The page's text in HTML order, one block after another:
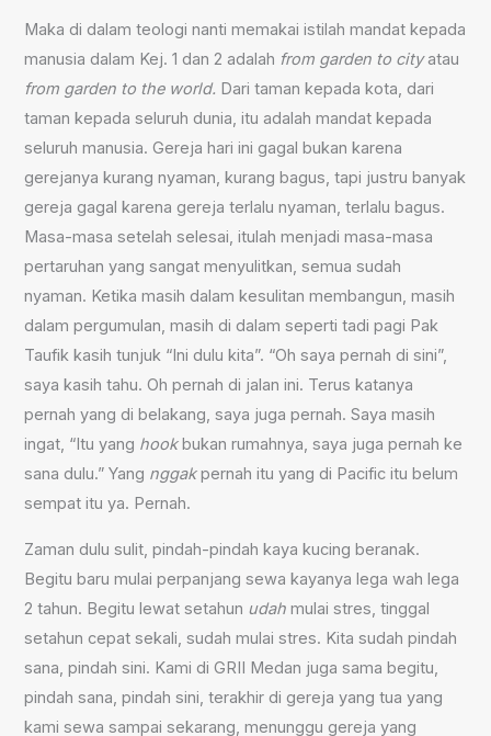
Maka di dalam teologi nanti memakai istilah mandat kepada
manusia dalam Kej. 1 dan 2 adalah from garden to cityatau
from garden to the world. Dari taman kepada kota, dari
taman kepada seluruh dunia, itu adalah mandat kepada
seluruh manusia. Gereja hari ini gagal bukan karena
gerejanya kurang nyaman, kurang bagus, tapi justru banyak
gereja gagal karena gereja terlalu nyaman, terlalu bagus.
Masa-masa setelah selesai, itulah menjadi masa-masa
pertaruhan yang sangat menyulitkan, semua sudah
nyaman. Ketika masih dalam kesulitan membangun, masih
dalam pergumulan, masih di dalam seperti tadi pagi Pak
Taufik kasih tunjuk “Ini dulu kita”. “Oh saya pernah di sini”,
saya kasih tahu. Oh pernah di jalan ini. Terus katanya
pernah yang di belakang, saya juga pernah. Saya masih
ingat, “Itu yang hook bukan rumahnya, saya juga pernah ke
sana dulu.” Yang nggakpernah itu yang di Pacific itu belum
sempat itu ya. Pernah.
Zaman dulu sulit, pindah-pindah kaya kucing beranak.
Begitu baru mulai perpanjang sewa kayanya lega wah lega
2 tahun. Begitu lewat setahun udah mulai stres, tinggal
setahun cepat sekali, sudah mulai stres. Kita sudah pindah
sana, pindah sini. Kami di GRII Medan juga sama begitu,
pindah sana, pindah sini, terakhir di gereja yang tua yang
kami sewa sampai sekarang, menunggu gereja yang